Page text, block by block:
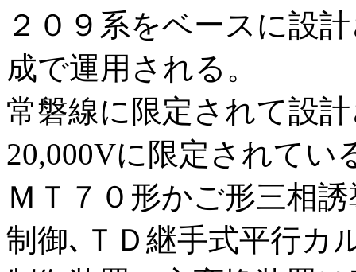
２０９系をベースに設
成で運用される。
常磐線に限定されて設
20,000Vに限定されてい
ＭＴ７０形かご形三相
制御､ＴＤ継手式平行カ